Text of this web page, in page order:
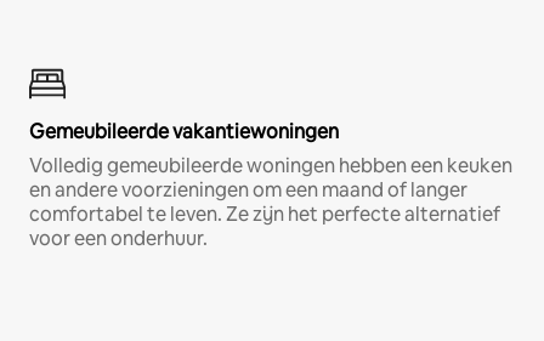
Gemeubileerde vakantiewoningen
Volledig gemeubileerde woningen hebben een keuken
en andere voorzieningen om een maand of langer
comfortabel te leven. Ze zijn het perfecte alternatief
voor een onderhuur.